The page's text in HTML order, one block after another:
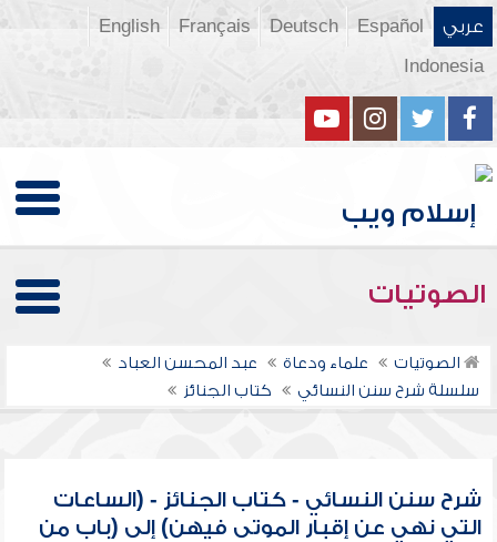
عربي Español
Deutsch
Français
English
Indonesia
الصوتيات
الصوتيات علماء ودعاة
عبد المحسن العباد
سلسلة شرح سنن النسائي
كتاب الجنائز
شرح سنن النسائي - كتاب الجنائز - (الساعات
التي نهي عن إقبار الموتى فيهن) إلى (باب من